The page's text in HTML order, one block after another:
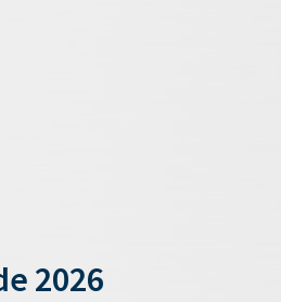
2026